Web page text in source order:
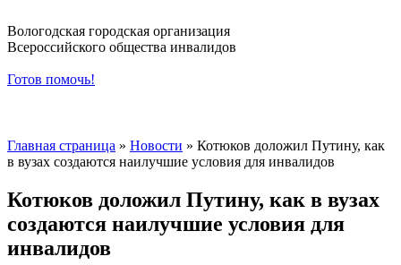
Вологодская городская организация
Всероссийского общества инвалидов
Готов помочь!
Главная страница » Новости » Котюков доложил Путину, как
в вузах создаются наилучшие условия для инвалидов
Котюков доложил Путину, как в вузах
создаются наилучшие условия для
инвалидов